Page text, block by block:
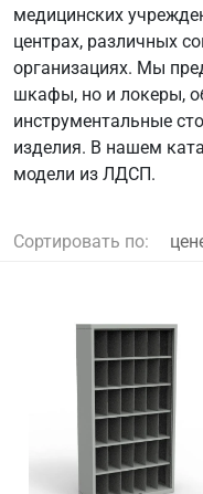
медицинских
центрах, различных
организациях. Мы
шкафы, но и локеры,
инструментальные
изделия. В нашем
модели из ЛДСП.
Сортировать по: